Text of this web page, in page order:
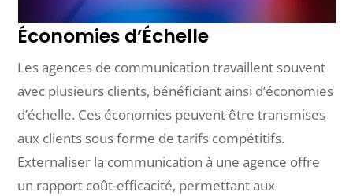
Économies d’Échelle
Les agences de communication travaillent souvent
avec plusieurs clients, bénéficiant ainsi d’économies
d’échelle. Ces économies peuvent être transmises
aux clients sous forme de tarifs compétitifs.
Externaliser la communication à une agence offre
un rapport coût-efficacité, permettant aux